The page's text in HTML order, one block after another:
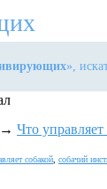
»,
→ Что
собакой собачий